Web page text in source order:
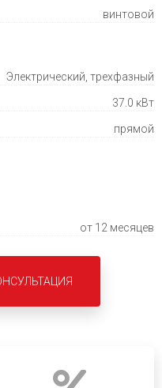
винтовой
Электрический, трехфазный
37.0 кВт
прямой
от 12 месяцев